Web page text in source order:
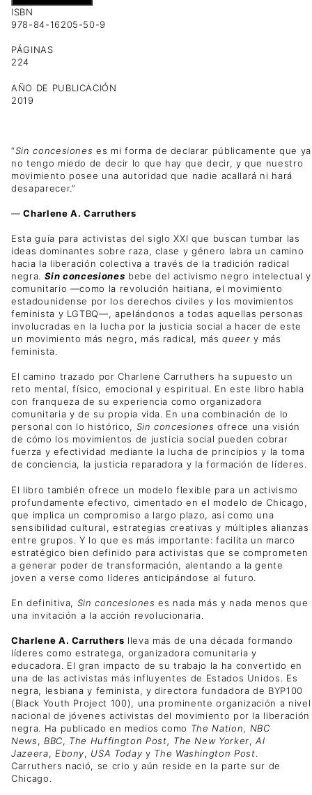
ISBN
978-84-16205-50-9
PÁGINAS
224
AÑO DE PUBLICACIÓN
2019
“Sin concesioneses mi forma de declarar públicamente que ya
no tengo miedo de decir lo que hay que decir, y que nuestro
movimiento posee una autoridad que nadie acallará ni hará
desaparecer.”
— Charlene A. Carruthers
Esta guía para activistas del siglo XXI que buscan tumbar las
ideas dominantes sobre raza, clase y género labra un camino
hacia la liberación colectiva a través de la tradición radical
negra. Sin concesiones bebe del activismo negro intelectual y
comunitario —como la revolución haitiana, el movimiento
estadounidense por los derechos civiles y los movimientos
feminista y LGTBQ—, apelándonos a todas aquellas personas
involucradas en la lucha por la justicia social a hacer de este
un movimiento más negro, más radical, másqueer y más
feminista.
El camino trazado por Charlene Carruthers ha supuesto un
reto mental, físico, emocional y espiritual. En este libro habla
con franqueza de su experiencia como organizadora
comunitaria y de su propia vida. En una combinación de lo
personal con lo histórico, Sin concesiones ofrece una visión
de cómo los movimientos de justicia social pueden cobrar
fuerza y efectividad mediante la lucha de principios y la toma
de conciencia, la justicia reparadora y la formación de líderes.
El libro también ofrece un modelo flexible para un activismo
profundamente efectivo, cimentado en el modelo de Chicago,
que implica un compromiso a largo plazo, así como una
sensibilidad cultural, estrategias creativas y múltiples alianzas
entre grupos. Y lo que es más importante: facilita un marco
estratégico bien definido para activistas que se comprometen
a generar poder de transformación, alentando a la gente
joven a verse como líderes anticipándose al futuro.
En definitiva, Sin concesioneses nada más y nada menos que
una invitación a la acción revolucionaria.
Charlene A. Carruthers lleva más de una década formando
líderes como estratega, organizadora comunitaria y
educadora. El gran impacto de su trabajo la ha convertido en
una de las activistas más influyentes de Estados Unidos. Es
negra, lesbiana y feminista, y directora fundadora de BYP100
(Black Youth Project 100), una prominente organización a nivel
nacional de jóvenes activistas del movimiento por la liberación
negra. Ha publicado en medios como The Nation, NBC
News, BBC, The Huffington Post, The New Yorker,Al
Jazeera, Ebony, USA Today y The Washington Post.
Carruthers nació, se crio y aún reside en la parte sur de
Chicago.